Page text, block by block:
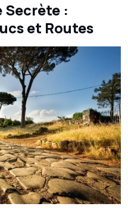
Secrète :
et Routes